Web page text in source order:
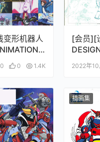
形机器人
0 0 1.4K
[会员][
スデザ
2022年10
插画集